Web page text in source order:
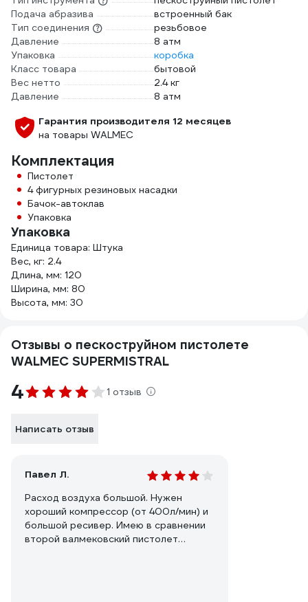
Подача абразива
встроенный бак
Тип соединения
резьбовое
Давление
8 атм
Упаковка
коробка
Класс товара
бытовой
Вес нетто
2.4 кг
Давление
8 атм
Гарантия производителя 12 месяцев
на товары WALMEC
Комплектация
Пистолет
4 фигурных резиновых насадки
Бачок-автоклав
Упаковка
Упаковка
Единица товара: Штука
Вес, кг: 2.4
Длина, мм: 120
Ширина, мм: 80
Высота, мм: 30
Отзывы о пескоструйном пистолете
WALMEC SUPERMISTRAL
4 1 отзыв
Написать отзыв
Павел Л.
Расход воздуха большой. Нужен
хороший компрессор (от 400л/мин) и
большой ресивер. Имею в сравнении
второй валмековский пистолет